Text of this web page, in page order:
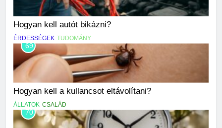
Hogyan kell autót bikázni?
ÉRDESSÉGEK TUDOMÁNY
69
Hogyan kell a kullancsot eltávolítani?
ÁLLATOK CSALÁD
70